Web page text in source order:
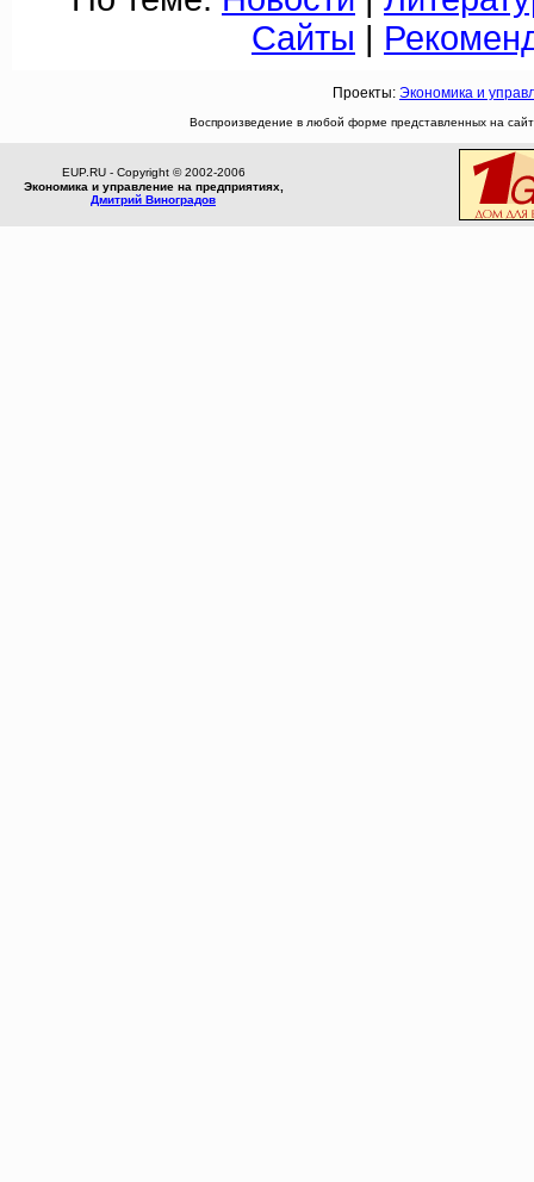
Сайты |
Проекты: Экономика и
Воспроизведение в любой форме представленных на
EUP.RU - Copyright © 2002-2006
Экономика и управление на предприятиях,
Дмитрий Виноградов